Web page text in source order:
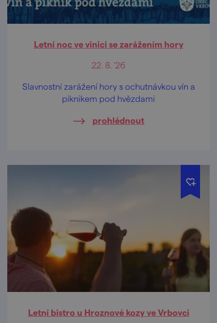
Letní noc ve vinici se zarážením hory
22. 8. '26
Slavnostní zarážení hory s ochutnávkou vín a
piknikem pod hvězdami
prohlédnout
Letní bistro u Hroznové kozy ve Vrbovci